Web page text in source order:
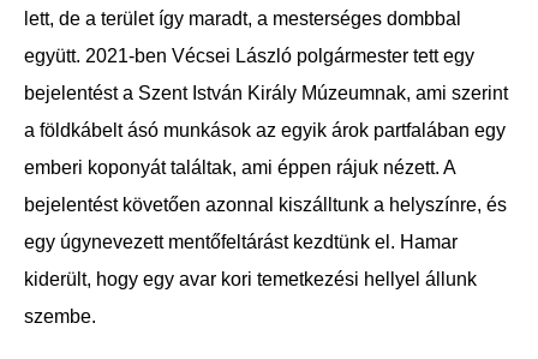
lett, de a terület így maradt, a mesterséges dombbal
együtt. 2021-ben Vécsei László polgármester tett egy
bejelentést a Szent István Király Múzeumnak, ami szerint
a földkábelt ásó munkások az egyik árok partfalában egy
emberi koponyát találtak, ami éppen rájuk nézett. A
bejelentést követően azonnal kiszálltunk a helyszínre, és
egy úgynevezett mentőfeltárást kezdtünk el. Hamar
kiderült, hogy egy avar kori temetkezési hellyel állunk
szembe.